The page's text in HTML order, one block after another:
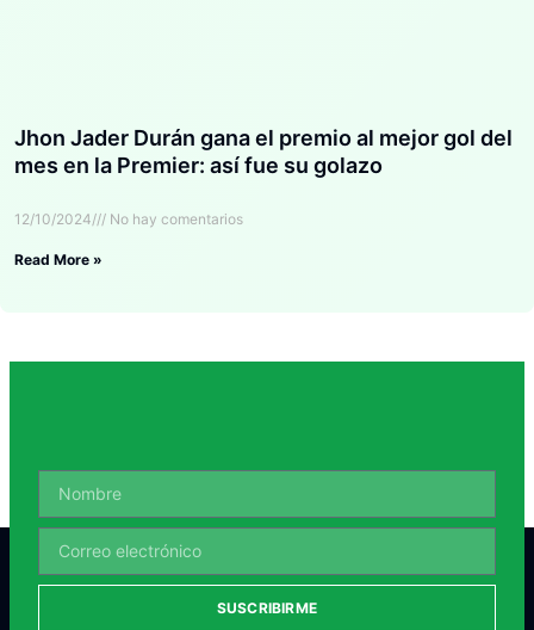
Jhon Jader Durán gana el premio al mejor gol del
mes en la Premier: así fue su golazo
12/10/2024 No hay comentarios
Read More »
SUSCRIBIRME